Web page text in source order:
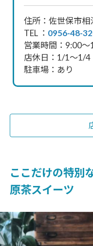
住所：佐世
TEL ： 0956-48-
営業時間：9:00～
店休日：1/1～1/4
駐車場：あり
ここだけの特別
原茶スイーツ